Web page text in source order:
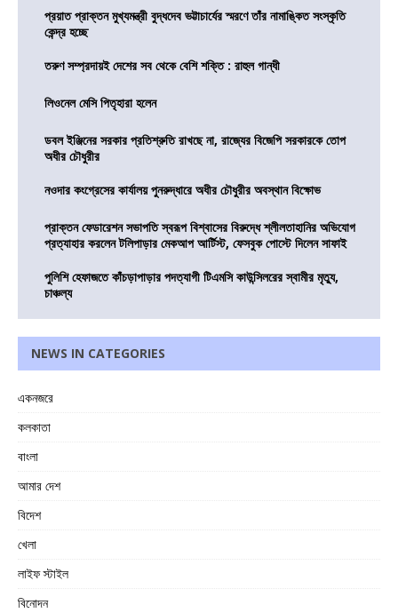
প্রয়াত প্রাক্তন মুখ্যমন্ত্রী বুদ্ধদেব ভট্টাচার্যের স্মরণে তাঁর নামাঙ্কিত সংস্কৃতি
কেন্দ্র হচ্ছে
তরুণ সম্প্রদায়ই দেশের সব থেকে বেশি শক্তি : রাহুল গান্ধী
লিওনেল মেসি পিতৃহারা হলেন
ডবল ইঞ্জিনের সরকার প্রতিশ্রুতি রাখছে না, রাজ্যের বিজেপি সরকারকে তোপ
অধীর চৌধুরীর
নওদার কংগ্রেসের কার্যালয় পুনরুদ্ধারে অধীর চৌধুরীর অবস্থান বিক্ষোভ
প্রাক্তন ফেডারেশন সভাপতি স্বরূপ বিশ্বাসের বিরুদ্ধে শ্লীলতাহানির অভিযোগ
প্রত্যাহার করলেন টলিপাড়ার মেকআপ আর্টিস্ট, ফেসবুক পোস্টে দিলেন সাফাই
পুলিশি হেফাজতে কাঁচড়াপাড়ার পদত্যাগী টিএমসি কাউন্সিলরের স্বামীর মৃত্যু,
চাঞ্চল্য
NEWS IN CATEGORIES
একনজরে
কলকাতা
বাংলা
আমার দেশ
বিদেশ
খেলা
লাইফ স্টাইল
বিনোদন